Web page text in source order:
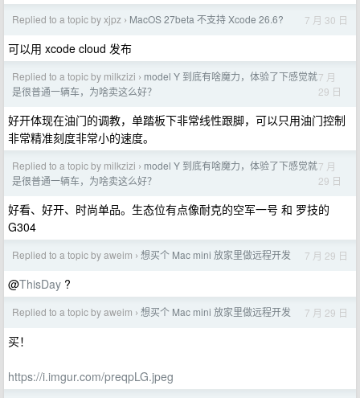
Replied to a topic by xjpz › MacOS 27beta 不支持 Xcode 26.6? 7 月 30 日
可以用 xcode cloud 发布
Replied to a topic by milkzizi › model Y 到底有啥魔力，体验了下感觉就
是很普通一辆车，为啥卖这么好？
7 月
29 日
好开体现在油门的调教，单踏板下非常线性跟脚，可以只用油门控制
非常精准刻度非常小的速度。
Replied to a topic by milkzizi › model Y 到底有啥魔力，体验了下感觉就
是很普通一辆车，为啥卖这么好？
7 月
29 日
好看、好开、时尚单品。生态位有点像耐克的空军一号 和 罗技的
G304
Replied to a topic by aweim › 想买个 Mac mini 放家里做远程开发 7 月 29 日
@ThisDay ?
Replied to a topic by aweim › 想买个 Mac mini 放家里做远程开发 7 月 29 日
买！
https://i.imgur.com/preqpLG.jpeg